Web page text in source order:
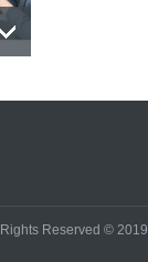
Reserved © 2019